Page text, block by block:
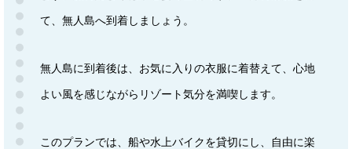
て、無人島へ到着しましょう。
無人島に到着後は、お気に入りの衣服に着替えて、心地
よい風を感じながらリゾート気分を満喫します。
このプランでは、船や水上バイクを貸切にし、自由に楽